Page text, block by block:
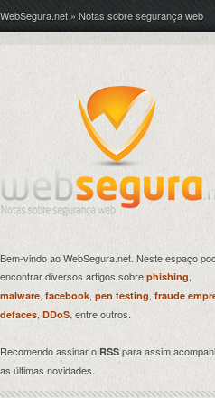
WebSegura.net » Notas sobre segurança web
Bem-vindo ao WebSegura.net. Neste espaço
encontrar diversos artigos sobre phishing,
malware, facebook, pen testing fraude
defaces, DDoS, entre outros.
Recomendo assinar o RSS para assim
as últimas novidades.